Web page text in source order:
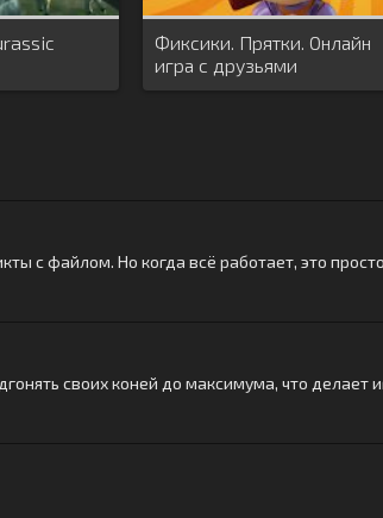
Фиксики. Прятки. Онлайн
игра с друзьями
с файлом. Но когда всё работает, это
своих коней до максимума, что делает